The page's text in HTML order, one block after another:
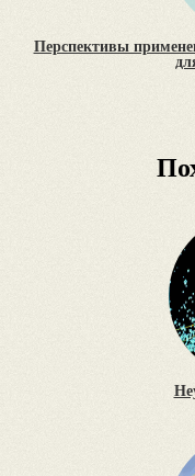
Перспективы